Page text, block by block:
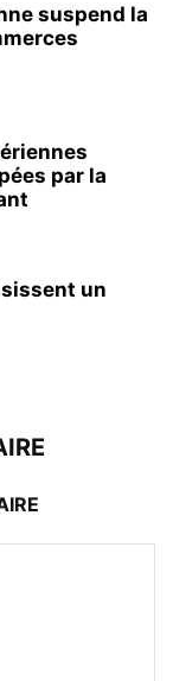
suspend la
par la
un